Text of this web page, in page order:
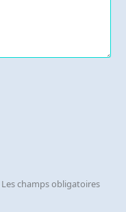
Les champs obligatoires